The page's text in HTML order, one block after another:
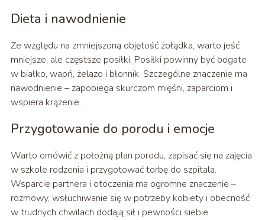
Dieta i nawodnienie
Ze względu na zmniejszoną objętość żołądka, warto jeść
mniejsze, ale częstsze posiłki. Posiłki powinny być bogate
w białko, wapń, żelazo i błonnik. Szczególne znaczenie ma
nawodnienie – zapobiega skurczom mięśni, zaparciom i
wspiera krążenie.
Przygotowanie do porodu i emocje
Warto omówić z położną plan porodu, zapisać się na zajęcia
w szkole rodzenia i przygotować torbę do szpitala.
Wsparcie partnera i otoczenia ma ogromne znaczenie –
rozmowy, wsłuchiwanie się w potrzeby kobiety i obecność
w trudnych chwilach dodają sił i pewności siebie.